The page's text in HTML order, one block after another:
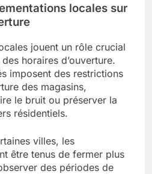
locales sur
jouent un rôle crucial
horaires d’ouverture.
imposent des restrictions
des magasins,
le bruit ou préserver la
résidentiels.
villes, les
être tenus de fermer plus
des périodes de